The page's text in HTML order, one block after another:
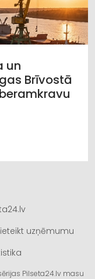
un
Brīvostā
uzņēmumu
Pilseta24.lv masu